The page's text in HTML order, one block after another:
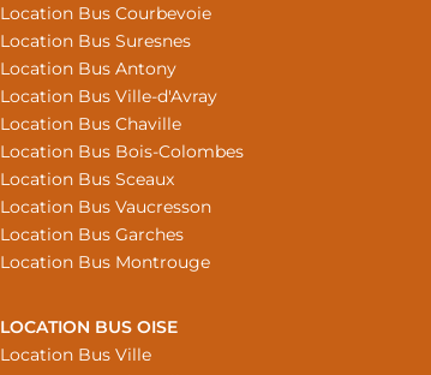
Location Bus Courbevoie
Location Bus Suresnes
Location Bus Antony
Location Bus Ville-d'Avray
Location Bus Chaville
Location Bus Bois-Colombes
Location Bus Sceaux
Location Bus Vaucresson
Location Bus Garches
Location Bus Montrouge
LOCATION BUS OISE
Location Bus Ville